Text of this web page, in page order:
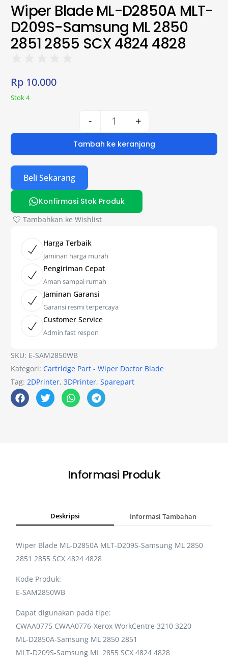
Wiper Blade ML-D2850A MLT-
D209S-Samsung ML 2850
2851 2855 SCX 4824 4828
Rp 10.000
Stok 4
- +
Tambah ke keranjang
Beli Sekarang
Konfirmasi Stok Produk
Tambahkan ke Wishlist
Harga Terbaik
Jaminan harga murah
Pengiriman Cepat
Aman sampai rumah
Jaminan Garansi
Garansi resmi terpercaya
Customer Service
Admin fast respon
SKU: E-SAM2850WB
Kategori: Cartridge Part - Wiper Doctor Blade
Tag:2DPrinter,3DPrinter,Sparepart
Informasi Produk
Deskripsi Informasi Tambahan
Wiper Blade ML-D2850A MLT-D209S-Samsung ML 2850
2851 2855 SCX 4824 4828
Kode Produk:
E-SAM2850WB
Dapat digunakan pada tipe:
CWAA0775 CWAA0776-Xerox WorkCentre 3210 3220
ML-D2850A-Samsung ML 2850 2851
MLT-D209S-Samsung ML 2855 SCX 4824 4828